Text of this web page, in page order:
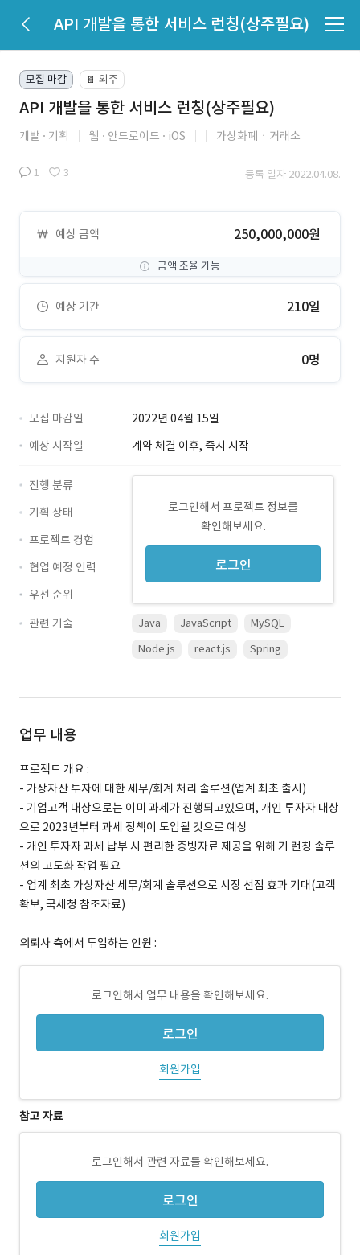
API 개발을 통한 서비스 런칭(상주필요)
모집 마감 📔 외주
API 개발을 통한 서비스 런칭(상주필요)
개발 기획 웹 안드로이드 iOS 가상화폐ㆍ거래소
1 3 등록 일자 2022.04.08.
예상 금액 250,000,000원
금액 조율 가능
예상 기간 210일
지원자 수 0명
모집 마감일
2022년 04월 15일
예상 시작일
계약 체결 이후, 즉시 시작
로그인해서 프로젝트 정보를
확인해보세요.
로그인
진행 분류
기획 상태
프로젝트 경험
협업 예정 인력
우선 순위
관련 기술
Java JavaScript
MySQL
Node.js
react.js Spring
업무 내용
프로젝트 개요 :
- 가상자산 투자에 대한 세무/회계 처리 솔루션(업계 최초 출시)
- 기업고객 대상으로는 이미 과세가 진행되고있으며, 개인 투자자 대상
으로 2023년부터 과세 정책이 도입될 것으로 예상
- 개인 투자자 과세 납부 시 편리한 증빙자료 제공을 위해 기 런칭 솔루
션의 고도화 작업 필요
- 업계 최초 가상자산 세무/회계 솔루션으로 시장 선점 효과 기대(고객
확보, 국세청 참조자료)
의뢰사 측에서 투입하는 인원 :
로그인해서 업무 내용을 확인해보세요.
로그인
회원가입
참고 자료
로그인해서 관련 자료를 확인해보세요.
로그인
회원가입